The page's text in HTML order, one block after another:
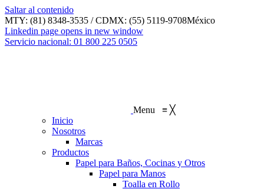
Saltar al contenido
MTY: (81) 8348-3535 / CDMX: (55) 5119-9708México
Linkedin page opens in new window
Servicio nacional: 01 800 225 0505
Menu ≡ ╳
Inicio
Nosotros
Marcas
Productos
Papel para Baños, Cocinas y Otros
Papel para Manos
Toalla en Rollo